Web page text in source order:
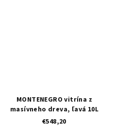
MONTENEGRO vitrína z
masívneho dreva, ľavá 10L
€548,20